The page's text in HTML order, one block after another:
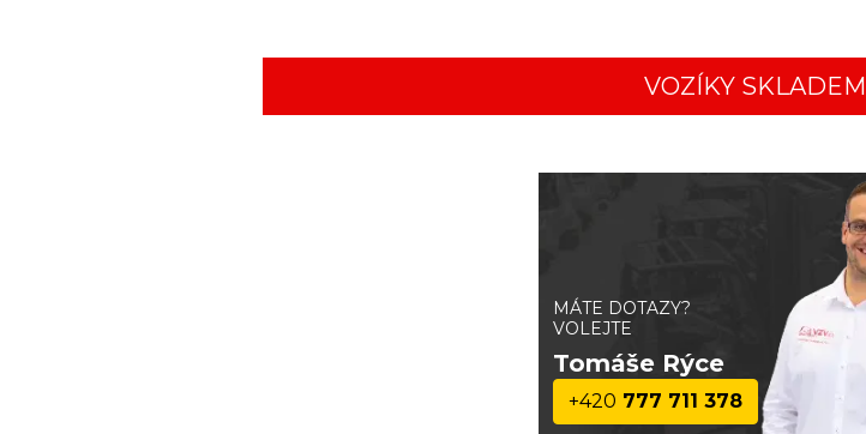
VOZÍKY SKLADEM
MÁTE DOTAZY?
VOLEJTE
Tomáše Rýce
+420 777 711 378